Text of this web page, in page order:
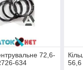
72,6-
634
56,6